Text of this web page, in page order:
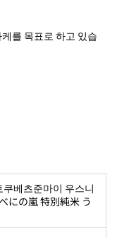
를 목표로 하고 있습
베츠준마이 우스니
にの嵐 特別純米 う